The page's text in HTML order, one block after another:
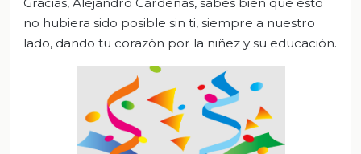
Gracias, Alejandro Cárdenas, sabes bien que esto
no hubiera sido posible sin ti, siempre a nuestro
lado, dando tu corazón por la niñez y su educación.